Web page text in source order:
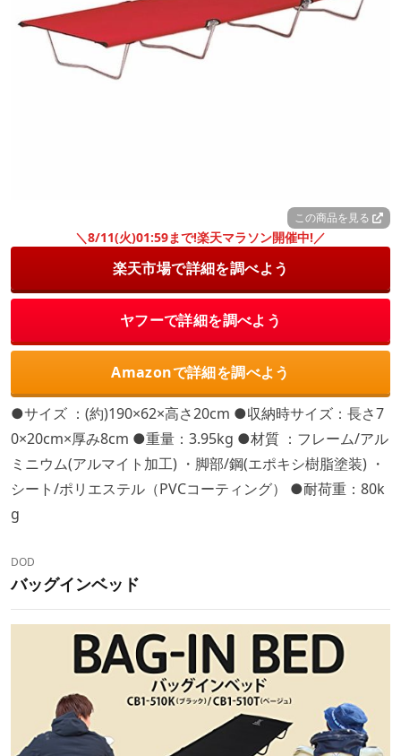
この商品を見る
＼8/11(火)01:59まで!楽天マラソン開催中!／
楽天市場で詳細を調べよう
ヤフーで詳細を調べよう
Amazonで詳細を調べよう
●サイズ ：(約)190×62×高さ20cm ●収納時サイズ：長さ7
0×20cm×厚み8cm ●重量：3.95kg ●材質 ：フレーム/アル
ミニウム(アルマイト加工) ・脚部/鋼(エポキシ樹脂塗装) ・
シート/ポリエステル（PVCコーティング） ●耐荷重：80k
g
DOD
バッグインベッド